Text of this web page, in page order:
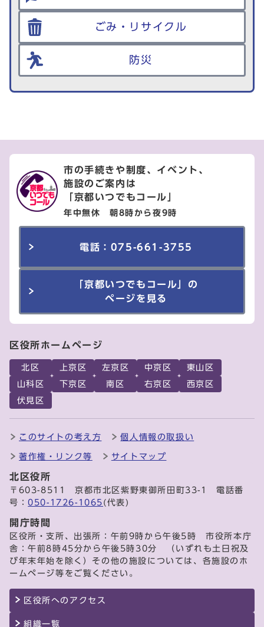
ごみ・リサイクル
防災
市の手続きや制度、イベント、
施設のご案内は
「京都いつでもコール」
年中無休 朝8時から夜9時
電話：075-661-3755
「京都いつでもコール」の
ページを見る
区役所ホームページ
北区 上京区 左京区 中京区
東山区
山科区
下京区 南区 右京区
西京区
伏見区
このサイトの考え方 個人情報の取扱い
著作権・リンク等 サイトマップ
北区役所
〒603-8511 京都市北区紫野東御所田町33-1 電話番
号：050-1726-1065 (代表)
開庁時間
区役所・支所、出張所：午前9時から午後5時 市役所本庁
舎：午前8時45分から午後5時30分 （いずれも土日祝及
び年末年始を除く）その他の施設については、各施設のホ
ームページ等をご覧ください。
区役所へのアクセス
組織一覧